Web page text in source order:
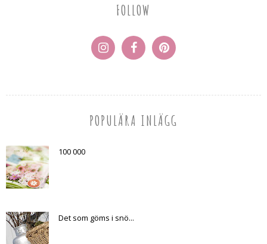
FOLLOW
POPULÄRA INLÄGG
100 000
Det som göms i snö...